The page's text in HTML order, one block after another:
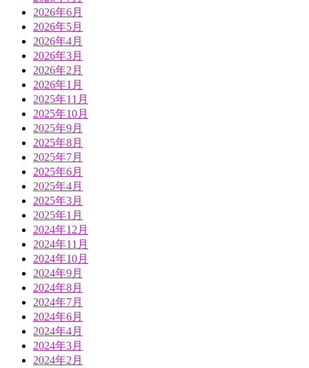
2026年6月
2026年5月
2026年4月
2026年3月
2026年2月
2026年1月
2025年11月
2025年10月
2025年9月
2025年8月
2025年7月
2025年6月
2025年4月
2025年3月
2025年1月
2024年12月
2024年11月
2024年10月
2024年9月
2024年8月
2024年7月
2024年6月
2024年4月
2024年3月
2024年2月